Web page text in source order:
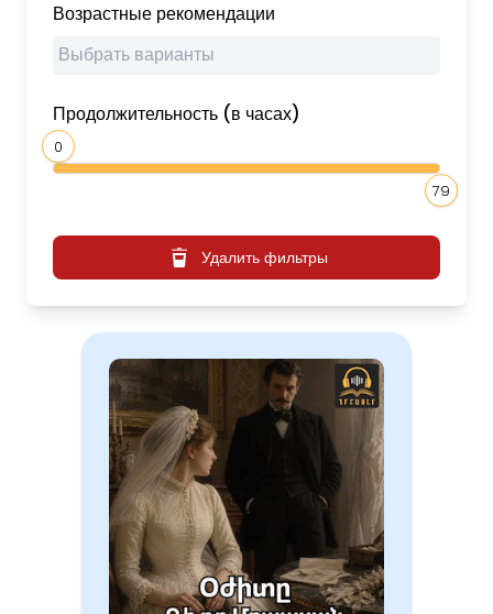
Возрастные рекомендации
Продолжительность (в часах)
0
79
Удалить фильтры